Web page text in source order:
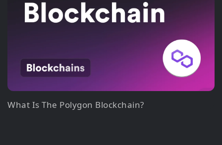
What Is The Polygon Blockchain?